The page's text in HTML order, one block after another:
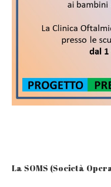
La SOMS (Società